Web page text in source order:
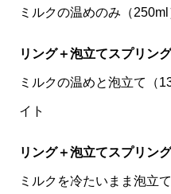
ミルクの温めのみ（
リング＋泡立てスプリング
ミルクの温めと泡立て（
イト
リング＋泡立てスプリング
ミルクを冷たいまま泡立